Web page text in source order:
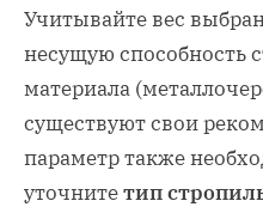
Учитывайте вес
несущую способность
материала
существуют свои
параметр также
уточнитетип